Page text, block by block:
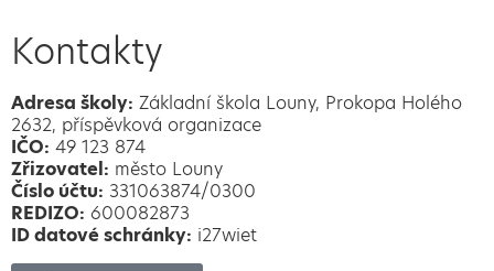
Kontakty
Adresa školy: Základní škola Louny, Prokopa Holého
2632, příspěvková organizace
IČO: 49 123 874
Zřizovatel: město Louny
Číslo účtu: 331063874/0300
REDIZO: 600082873
ID datové schránky: i27wiet